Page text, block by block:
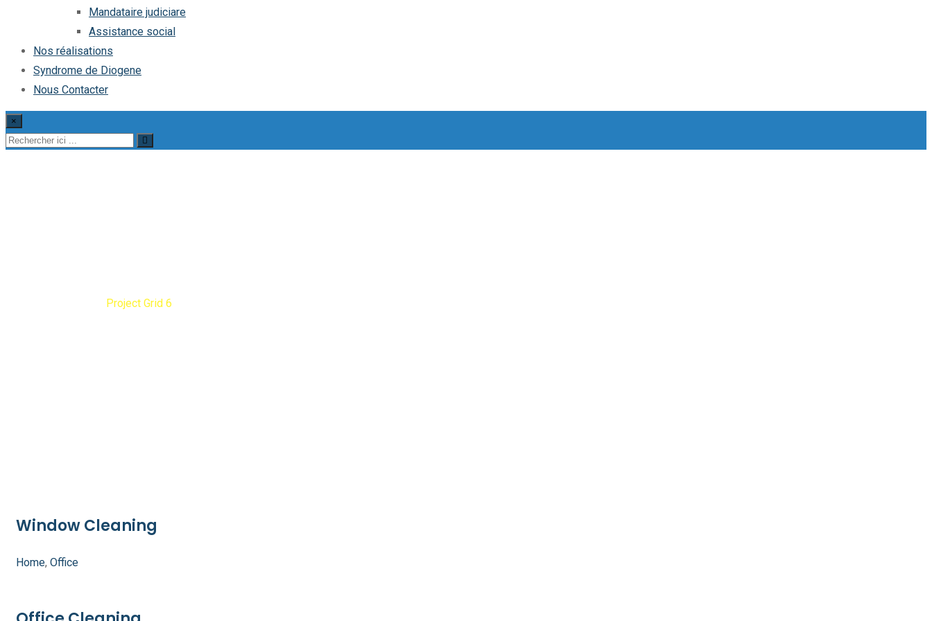
Mandataire judiciare
Assistance social
Nos réalisations
Syndrome de Diogene
Nous Contacter
×
Project Grid 6
Window Cleaning
Home, Office